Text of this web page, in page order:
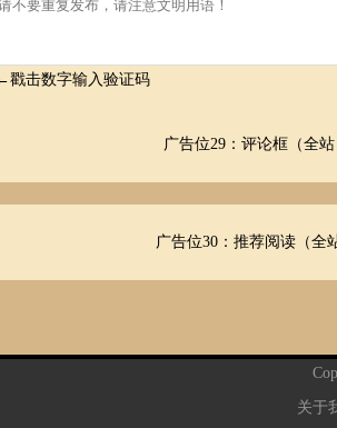
广告位29：评论框（全站
广告位30：推荐阅读（全
关于